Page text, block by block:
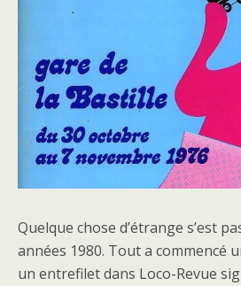
Quelque chose d’étrange s’est
années 1980. Tout a commencé
un entrefilet dans Loco-Revue